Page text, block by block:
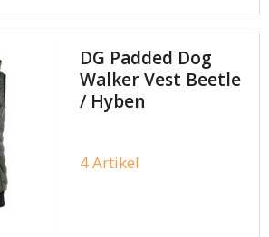
DG Padded Dog
Walker Vest Beetle
/ Hyben
4 Artikel